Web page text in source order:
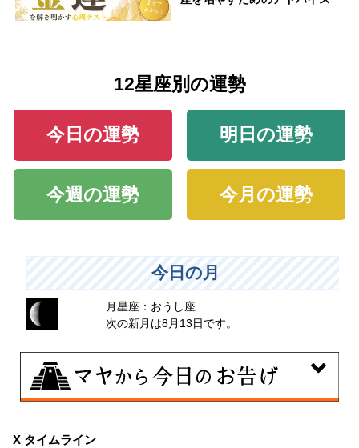
12星座別の運勢
今日の運勢 明日の運勢
今週の運勢 今月の運勢
今日の月
月星座：おうし座
次の新月は8月13日です。
伝統や歴史的な過去のやり方・道筋を踏襲する日。あな
X タイムライン